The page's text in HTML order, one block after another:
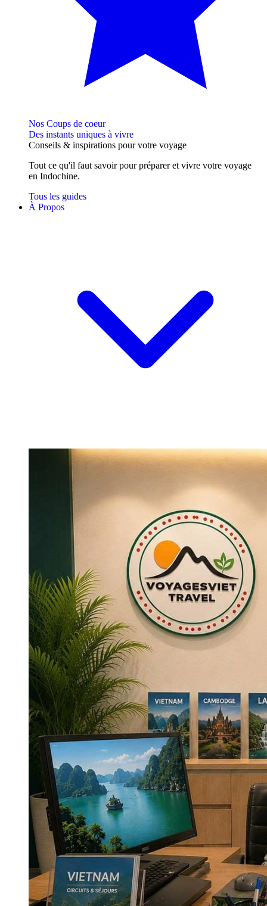
Nos Coups de coeur
Des instants uniques à vivre
Conseils & inspirations pour votre voyage
Tout ce qu'il faut savoir pour préparer et vivre votre voyage
en Indochine.
Tous les guides
À Propos